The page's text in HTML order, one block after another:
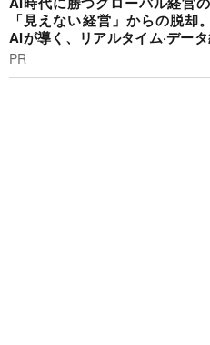
「見えない経営」からの脱却
AIが導く、リアルタイム·デー
PR